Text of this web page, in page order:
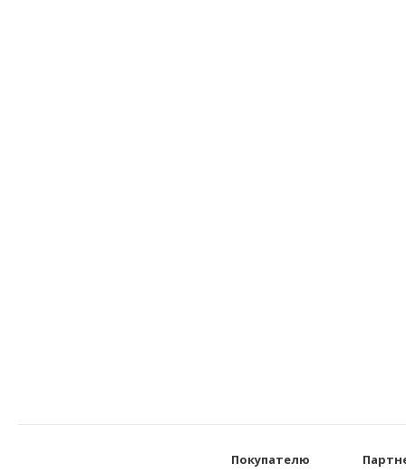
Покупателю